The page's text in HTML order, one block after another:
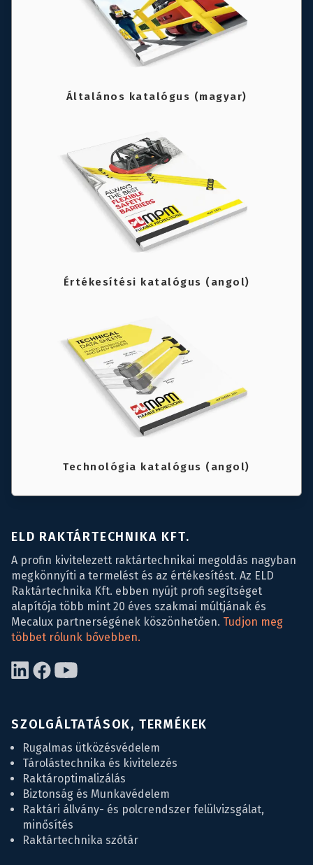
Általános katalógus (magyar)
Értékesítési katalógus (angol)
Technológia katalógus (angol)
ELD RAKTÁRTECHNIKA KFT.
A profin kivitelezett raktártechnikai megoldás nagyban
megkönnyíti a termelést és az értékesítést. Az ELD
Raktártechnika Kft. ebben nyújt profi segítséget
alapítója több mint 20 éves szakmai múltjának és
Mecalux partnerségének köszönhetően. Tudjon meg
többet rólunk bővebben.
SZOLGÁLTATÁSOK, TERMÉKEK
Rugalmas ütközésvédelem
Tárolástechnika és kivitelezés
Raktároptimalizálás
Biztonság és Munkavédelem
Raktári állvány- és polcrendszer felülvizsgálat,
minősítés
Raktártechnika szótár